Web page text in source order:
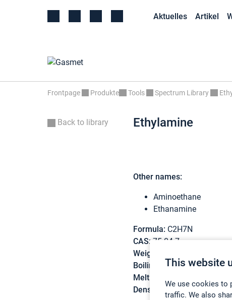
This website
We use cookies to
traffic. We also
Aktuelles Artikel
Frontpage Produkte Tools Spectrum Library
Back to library Ethylamine
Other names:
Aminoethane
Ethanamine
Formula: C2H7N
CAS: 75-04-7
Weight:
Boiling point:16,6 °C
Melting point:
Density:
0,68 g/cm3